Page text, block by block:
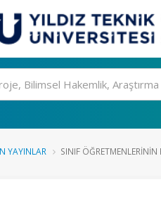
YAYINLAR SINIF ÖĞRETMENLERININ